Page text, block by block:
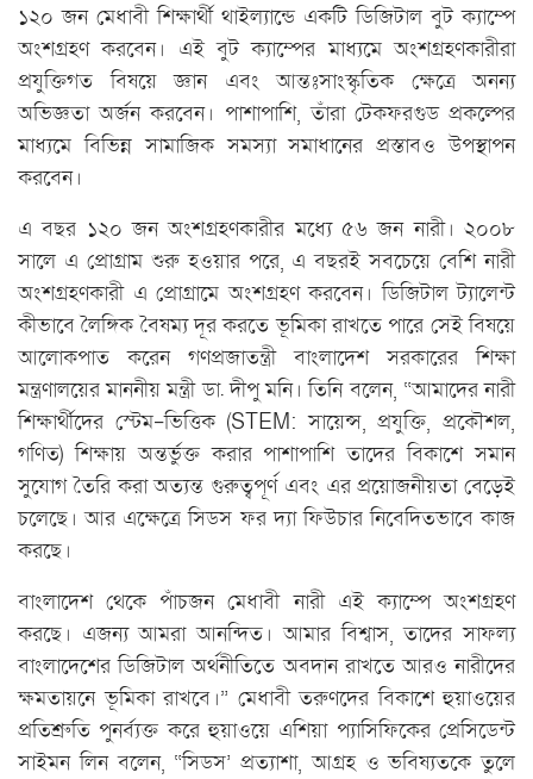
১২০ জন মেধাবী শিক্ষার্থী থাইল্যান্ডে একটি ডিজিটাল বুট ক্যাম্পে
অংশগ্রহণ করবেন। এই বুট ক্যাম্পের মাধ্যমে অংশগ্রহণকারীরা
প্রযুক্তিগত বিষয়ে জ্ঞান এবং আন্তঃসাংস্কৃতিক ক্ষেত্রে অনন্য
অভিজ্ঞতা অর্জন করবেন। পাশাপাশি, তাঁরা টেকফরগুড প্রকল্পের
মাধ্যমে বিভিন্ন সামাজিক সমস্যা সমাধানের প্রস্তাবও উপস্থাপন
করবেন।
এ বছর ১২০ জন অংশগ্রহণকারীর মধ্যে ৫৬ জন নারী। ২০০৮
সালে এ প্রোগ্রাম শুরু হওয়ার পরে, এ বছরই সবচেয়ে বেশি নারী
অংশগ্রহণকারী এ প্রোগ্রামে অংশগ্রহণ করবেন। ডিজিটাল ট্যালেন্ট
কীভাবে লৈঙ্গিক বৈষম্য দূর করতে ভূমিকা রাখতে পারে সেই বিষয়ে
আলোকপাত করেন গণপ্রজাতন্ত্রী বাংলাদেশ সরকারের শিক্ষা
মন্ত্রণালয়ের মাননীয় মন্ত্রী ডা. দীপু মনি। তিনি বলেন, “আমাদের নারী
শিক্ষার্থীদের স্টেম-ভিত্তিক (STEM: সায়েন্স, প্রযুক্তি, প্রকৌশল,
গণিত) শিক্ষায় অন্তর্ভুক্ত করার পাশাপাশি তাদের বিকাশে সমান
সুযোগ তৈরি করা অত্যন্ত গুরুত্বপূর্ণ এবং এর প্রয়োজনীয়তা বেড়েই
চলেছে। আর এক্ষেত্রে সিডস ফর দ্যা ফিউচার নিবেদিতভাবে কাজ
করছে।
বাংলাদেশ থেকে পাঁচজন মেধাবী নারী এই ক্যাম্পে অংশগ্রহণ
করছে। এজন্য আমরা আনন্দিত। আমার বিশ্বাস, তাদের সাফল্য
বাংলাদেশের ডিজিটাল অর্থনীতিতে অবদান রাখতে আরও নারীদের
ক্ষমতায়নে ভূমিকা রাখবে।” মেধাবী তরুণদের বিকাশে হুয়াওয়ের
প্রতিশ্রুতি পুনর্ব্যক্ত করে হুয়াওয়ে এশিয়া প্যাসিফিকের প্রেসিডেন্ট
সাইমন লিন বলেন, “সিডস’ প্রত্যাশা, আগ্রহ ও ভবিষ্যতকে তুলে